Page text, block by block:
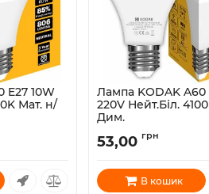
E27 10W
Мат. н/
Лампа KODAK A60
220V Нейт.Біл.
Дим.
30419414/BLIC-
53,00 грн
В кошик